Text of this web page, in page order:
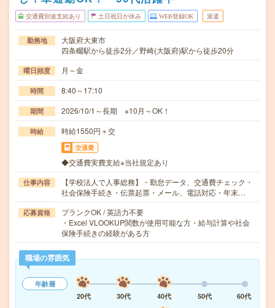
交通費別途支給あり 土日祝日が休み WEB登録OK 派遣
勤務地
大阪府大東市
四条畷駅から徒歩2分／野崎(大阪府)駅から徒歩20分
曜日頻度 月～金
時間 8:40～17:10
期間 2026/10/1～長期 ※10月～OK！
時給 時給1550円＋交
交通費
◆交通費実費支給※当社規定あり
仕事内容
【学校法人で人事総務】・勤怠データ、交通費チェック・
社会保険手続き・伝票起票・メール、電話対応・年末…
応募資格
ブランクOK / 英語力不要
・Excel VLOOKUP関数が使用可能な方・給与計算や社会
保険手続きの経験がある方
職場の雰囲気
年齢層
20代
30代 40代 50代
60代